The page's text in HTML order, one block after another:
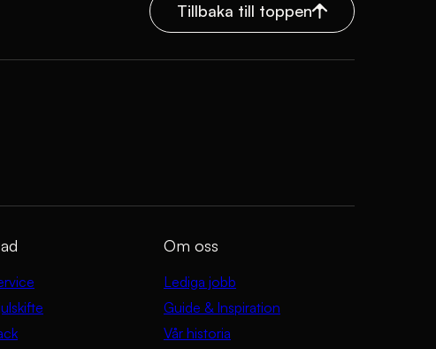
Tillbaka till toppen
Om oss
Lediga jobb
Guide & Inspiration
Vår historia